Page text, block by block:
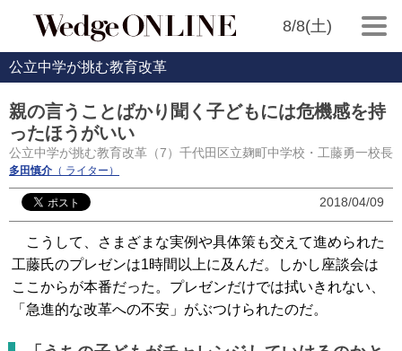
8/8(土)
公立中学が挑む教育改革
親の言うことばかり聞く子どもには危機感を持
ったほうがいい
公立中学が挑む教育改革（7）千代田区立麹町中学校・工藤勇一校長
多田慎介 （ ライター）
2018/04/09
こうして、さまざまな実例や具体策も交えて進められた
工藤氏のプレゼンは1時間以上に及んだ。しかし座談会は
ここからが本番だった。プレゼンだけでは拭いきれない、
「急進的な改革への不安」がぶつけられたのだ。